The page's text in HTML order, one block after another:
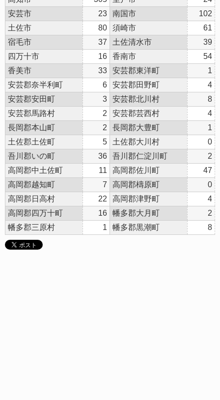
安芸市
23 南国市
102
土佐市
80 須崎市
61
宿毛市
37 土佐清水市
39
四万十市
16 香南市
54
香美市
33 安芸郡東洋町
1
安芸郡奈半利町
6 安芸郡田野町
4
安芸郡安田町
3 安芸郡北川村
8
安芸郡馬路村
2 安芸郡芸西村
4
長岡郡本山町
2 長岡郡大豊町
1
土佐郡土佐町
5 土佐郡大川村
0
吾川郡いの町
36 吾川郡仁淀川町
2
高岡郡中土佐町
11 高岡郡佐川町
47
高岡郡越知町
7 高岡郡檮原町
0
高岡郡日高村
22 高岡郡津野町
4
高岡郡四万十町
16 幡多郡大月町
2
幡多郡三原村
1 幡多郡黒潮町 8